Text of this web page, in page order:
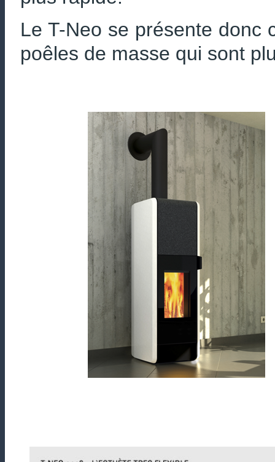
Le T-Neo se présente donc
poêles de masse qui sont